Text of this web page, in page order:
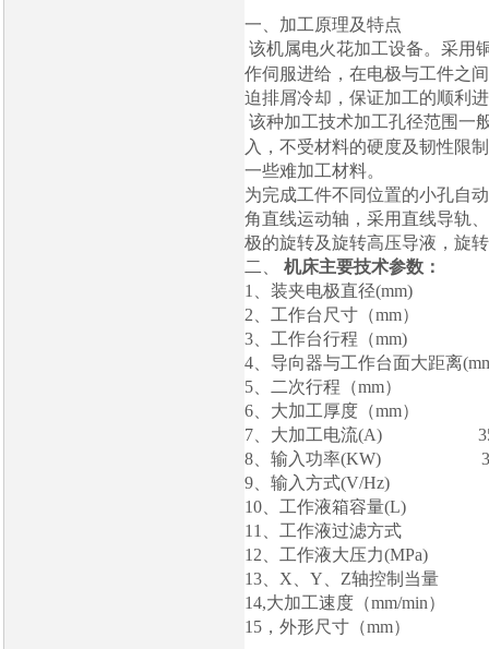
一、加工原理及特点
该机属电火花加工设备。采用
作伺服进给，在电极与工件之
迫排屑冷却，保证加工的顺利
该种加工技术加工孔径范围一
入，不受材料的硬度及韧性限
一些难加工材料。
为完成工件不同位置的小孔自
角直线运动轴，采用直线导轨
极的旋转及旋转高压导液，旋
二、 机床主要技术参
1
、装夹电极直径(mm)
2 、工作台尺寸（mm）
3 、工作台行程（mm)
4 、导向器与工作台面大距
5 、二次行程（mm
6 、大加工厚度（mm
7 、大加工电流(A)
8 、输入功率(KW)
9 、输入方式(V/Hz)
10 、工作液箱容量
11
、工作液过滤方式
12 、工作液大压力
13 、X、Y、Z轴控制当
14,大加工速度（mm/
15 ，外形尺寸（mm）